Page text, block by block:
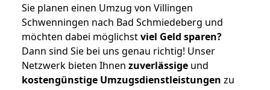
Sie planen einen Umzug von Villingen
Schwenningen nach Bad Schmiedeberg und
möchten dabei möglichstviel Geld sparen?
Dann sind Sie bei uns genau richtig! Unser
Netzwerk bieten Ihnen zuverlässige und
kostengünstige Umzugsdienstleistungen zu